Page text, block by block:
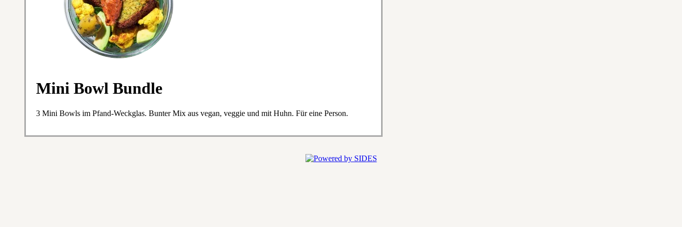
Mini Bowl Bundle
3 Mini Bowls im Pfand-Weckglas. Bunter Mix aus vegan, veggie und mit Huhn. Für eine Person.